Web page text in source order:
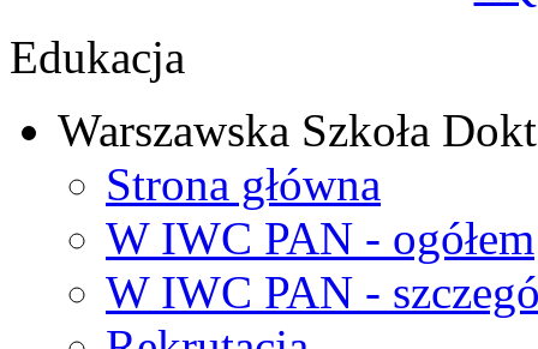
Edukacja
Warszawska Szkoła
Strona główna
W IWC PAN - ogółem
W IWC PAN -